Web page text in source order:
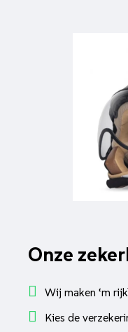
Onze
Wij maken ‘m
Kies de